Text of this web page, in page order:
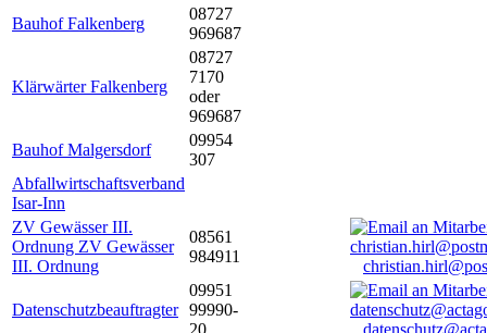
Bauhof Falkenberg
08727
969687
Klärwärter Falkenberg
08727
7170
oder
969687
Bauhof Malgersdorf
09954
307
Abfallwirtschaftsverband
Isar-Inn
ZV Gewässer III.
Ordnung ZV Gewässer
III. Ordnung
08561
984911
Datenschutzbeauftragter
09951
99990-
20